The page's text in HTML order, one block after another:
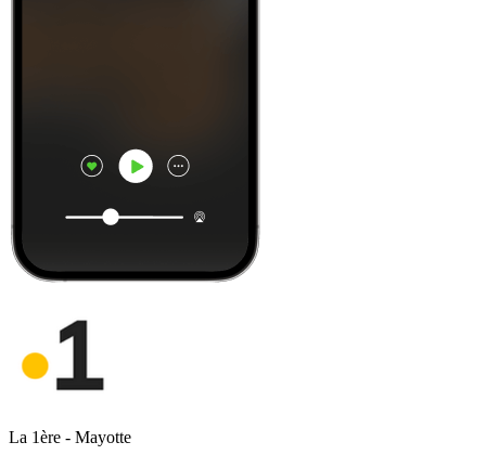
La 1ère - Mayotte